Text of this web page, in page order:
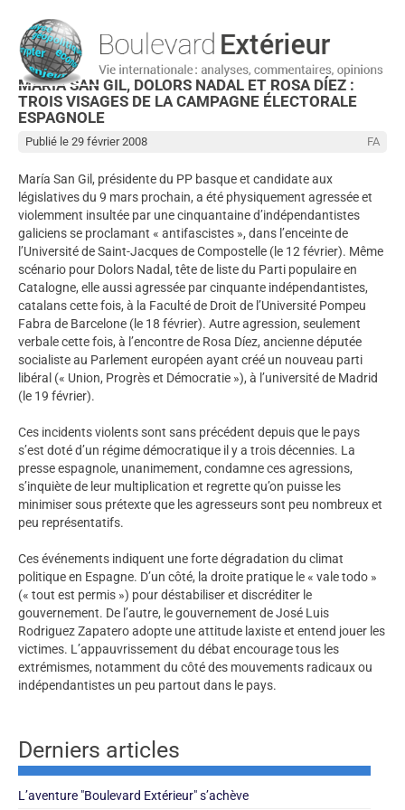
MARÍA SAN GIL, DOLORS NADAL ET ROSA DÍEZ :
TROIS VISAGES DE LA CAMPAGNE ÉLECTORALE
ESPAGNOLE
FA
Publié le 29 février 2008
María San Gil, présidente du PP basque et candidate aux
législatives du 9 mars prochain, a été physiquement agressée et
violemment insultée par une cinquantaine d’indépendantistes
galiciens se proclamant « antifascistes », dans l’enceinte de
l’Université de Saint-Jacques de Compostelle (le 12 février). Même
scénario pour Dolors Nadal, tête de liste du Parti populaire en
Catalogne, elle aussi agressée par cinquante indépendantistes,
catalans cette fois, à la Faculté de Droit de l’Université Pompeu
Fabra de Barcelone (le 18 février). Autre agression, seulement
verbale cette fois, à l’encontre de Rosa Díez, ancienne députée
socialiste au Parlement européen ayant créé un nouveau parti
libéral (« Union, Progrès et Démocratie »), à l’université de Madrid
(le 19 février).
Ces incidents violents sont sans précédent depuis que le pays
s’est doté d’un régime démocratique il y a trois décennies. La
presse espagnole, unanimement, condamne ces agressions,
s’inquiète de leur multiplication et regrette qu’on puisse les
minimiser sous prétexte que les agresseurs sont peu nombreux et
peu représentatifs.
Ces événements indiquent une forte dégradation du climat
politique en Espagne. D’un côté, la droite pratique le « vale todo »
(« tout est permis ») pour déstabiliser et discréditer le
gouvernement. De l’autre, le gouvernement de José Luis
Rodriguez Zapatero adopte une attitude laxiste et entend jouer les
victimes. L’appauvrissement du débat encourage tous les
extrémismes, notamment du côté des mouvements radicaux ou
indépendantistes un peu partout dans le pays.
Derniers articles
L’aventure "Boulevard Extérieur" s’achève